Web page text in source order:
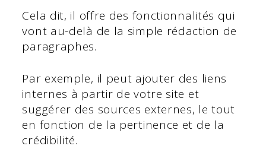
Cela dit, il offre des fonctionnalités qui
vont au-delà de la simple rédaction de
paragraphes.
Par exemple, il peut ajouter des liens
internes à partir de votre site et
suggérer des sources externes, le tout
en fonction de la pertinence et de la
crédibilité.